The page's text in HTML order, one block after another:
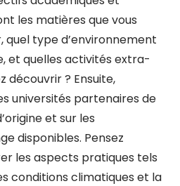
les matières que vous
quel type d’environnement
et quelles activités extra-
découvrir ? Ensuite,
universités partenaires de
et sur les
disponibles. Pensez
les aspects pratiques tels
conditions climatiques et la